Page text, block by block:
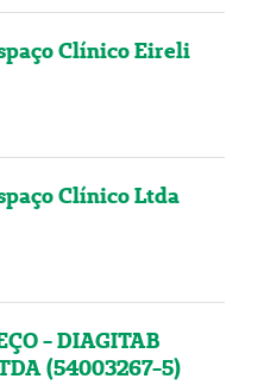
Clínico Eireli
Clínico Ltda
- DIAGITAB
(54003267-5)